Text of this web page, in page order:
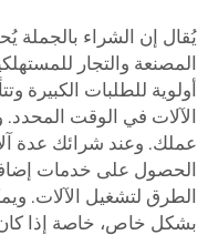
يُقال إن الشراء
المصنعة والتجار
أولوية للطلبات الكبيرة
الآلات في الوقت المحدد.
عملك. وعند شرائك عدة
الحصول على خدمات
الطرق لتشغيل الآلات.
بشكل خاص، خاصة إذا